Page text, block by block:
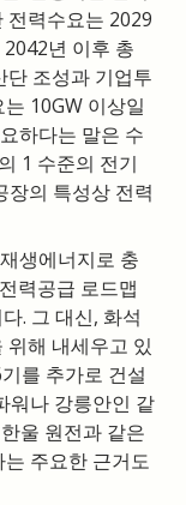
전력수요는 2029
년 이후 총
단 조성과 기업투
10GW 이상일
하다는 말은 수
1 수준의 전기
장의 특성상 전력
생에너지로 충
력공급 로드맵
. 그 대신, 화석
위해 내세우고 있
를 추가로 건설
워나 강릉안인 같
울 원전과 같은
주요한 근거도